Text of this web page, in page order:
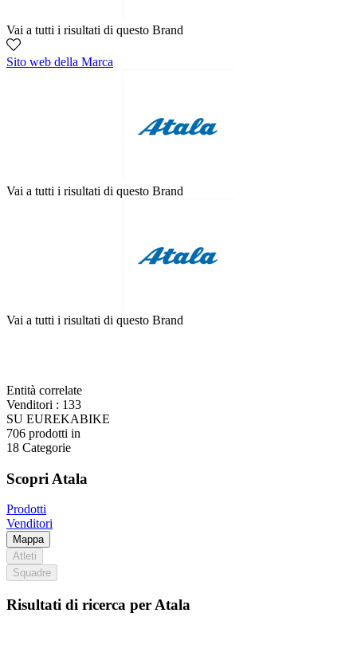
Vai a tutti i risultati di questo Brand
Sito web della Marca
Vai a tutti i risultati di questo Brand
Vai a tutti i risultati di questo Brand
Entità correlate
Venditori : 133
SU EUREKABIKE
706 prodotti in
18 Categorie
Scopri Atala
Prodotti
Venditori
Mappa
Atleti
Squadre
Risultati di ricerca per Atala